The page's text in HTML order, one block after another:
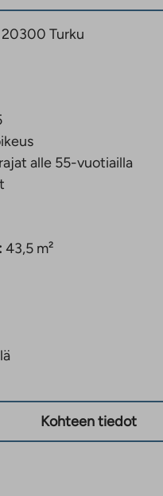
20300 Turku
alle 55-vuotiailla
43,5 m²
Kohteen tiedot